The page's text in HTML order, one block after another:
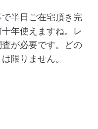
半日ご在宅頂き完
年使えますね。レ
が必要です。どの
限りません。